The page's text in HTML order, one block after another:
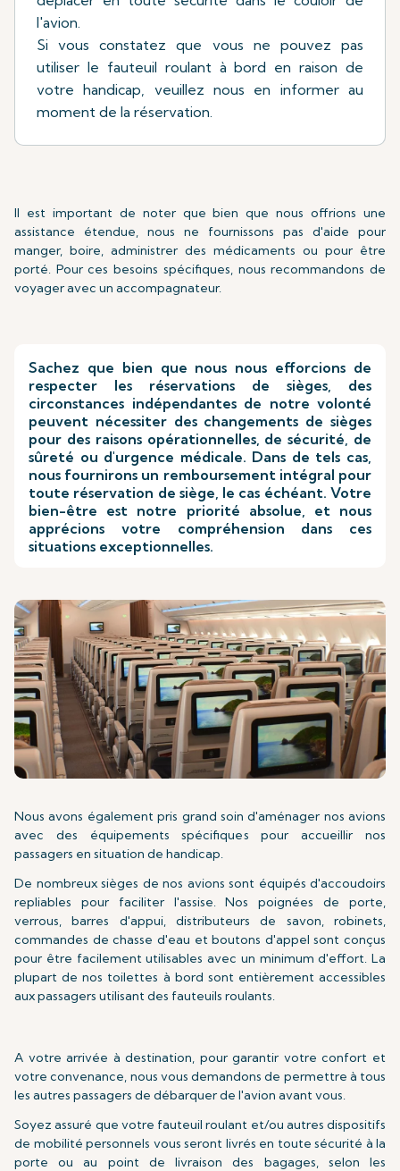
l'avion.
Si vous constatez que vous ne pouvez pas
utiliser le fauteuil roulant à bord en raison de
votre handicap, veuillez nous en informer au
moment de la réservation.
Il est important de noter que bien que nous offrions une
assistance étendue, nous ne fournissons pas d'aide pour
manger, boire, administrer des médicaments ou pour être
porté. Pour ces besoins spécifiques, nous recommandons de
voyager avec un accompagnateur.
Sachez que bien que nous nous efforcions de
respecter les réservations de sièges, des
circonstances indépendantes de notre volonté
peuvent nécessiter des changements de sièges
pour des raisons opérationnelles, de sécurité, de
sûreté ou d'urgence médicale. Dans de tels cas,
nous fournirons un remboursement intégral pour
toute réservation de siège, le cas échéant. Votre
bien-être est notre priorité absolue, et nous
apprécions votre compréhension dans ces
situations exceptionnelles.
Nous avons également pris grand soin d'aménager nos avions
avec des équipements spécifiques pour accueillir nos
passagers en situation de handicap.
De nombreux sièges de nos avions sont équipés d'accoudoirs
repliables pour faciliter l'assise. Nos poignées de porte,
verrous, barres d'appui, distributeurs de savon, robinets,
commandes de chasse d'eau et boutons d'appel sont conçus
pour être facilement utilisables avec un minimum d'effort. La
plupart de nos toilettes à bord sont entièrement accessibles
aux passagers utilisant des fauteuils roulants.
A votre arrivée à destination, pour garantir votre confort et
votre convenance, nous vous demandons de permettre à tous
les autres passagers de débarquer de l'avion avant vous.
Soyez assuré que votre fauteuil roulant et/ou autres dispositifs
de mobilité personnels vous seront livrés en toute sécurité à la
porte ou au point de livraison des bagages, selon les